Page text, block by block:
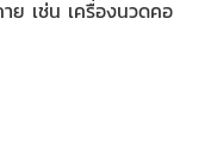
ย เช่น เครื่องนวดคอ